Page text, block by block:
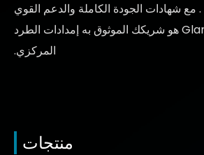
. مع شهادات الجودة الكاملة والدعم القوي
إمدادات الطرد
المركزي.
منتجات